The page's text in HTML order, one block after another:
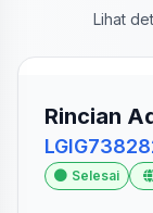
Lihat
Rincian
Selesai